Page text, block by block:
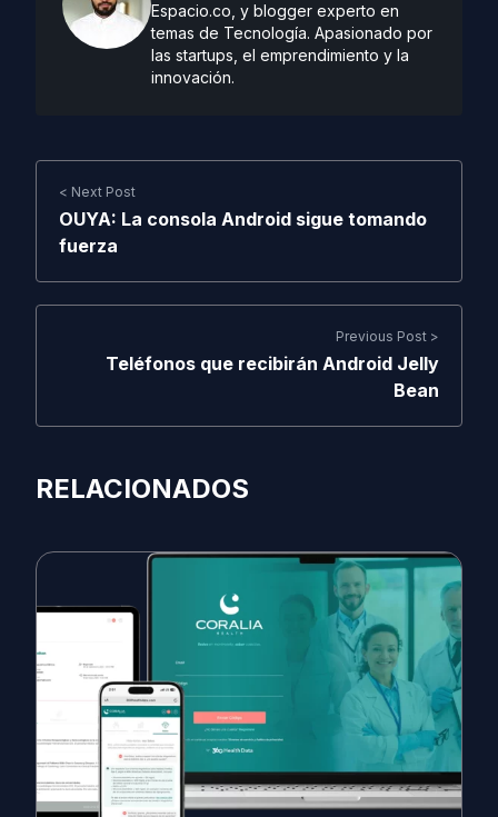
Espacio.co, y blogger experto en
temas de Tecnología. Apasionado por
las startups, el emprendimiento y la
innovación.
< Next Post
OUYA: La consola Android sigue tomando
fuerza
Previous Post >
Teléfonos que recibirán Android Jelly
Bean
RELACIONADOS